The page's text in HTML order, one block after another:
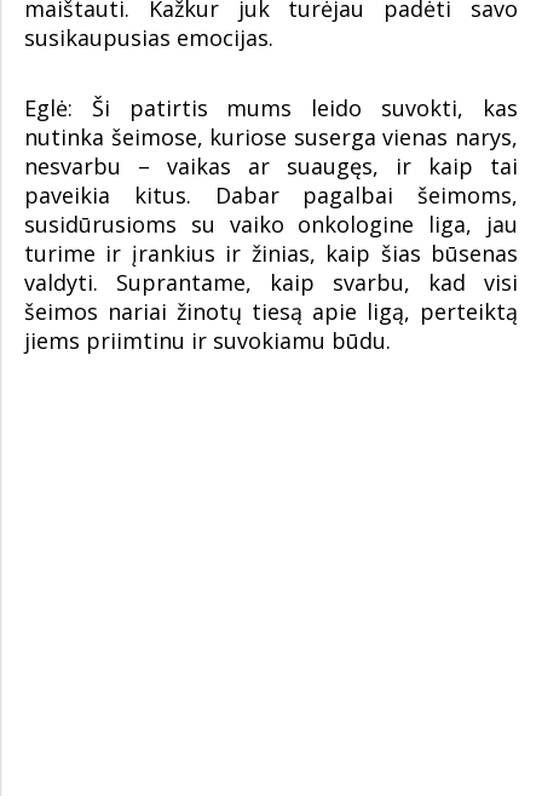
maištauti. Kažkur juk turėjau padėti savo
susikaupusias emocijas.
Eglė: Ši patirtis mums leido suvokti, kas
nutinka šeimose, kuriose suserga vienas narys,
nesvarbu – vaikas ar suaugęs, ir kaip tai
paveikia kitus. Dabar pagalbai šeimoms,
susidūrusioms su vaiko onkologine liga, jau
turime ir įrankius ir žinias, kaip šias būsenas
valdyti. Suprantame, kaip svarbu, kad visi
šeimos nariai žinotų tiesą apie ligą, perteiktą
jiems priimtinu ir suvokiamu būdu.